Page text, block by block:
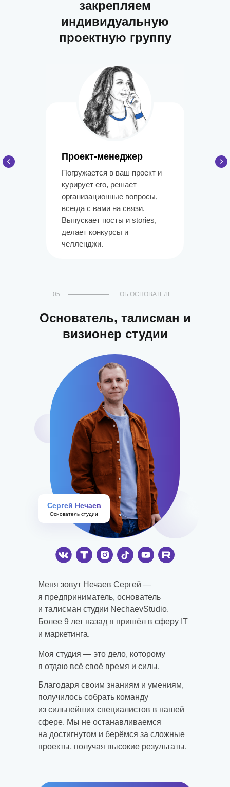
закрепляем
индивидуальную
проектную группу
Проект-менеджер
Погружается в ваш проект и
курирует его, решает
организационные вопросы,
всегда с вами на связи.
Выпускает посты и stories,
делает конкурсы и
челленджи.
05 ОБ ОСНОВАТЕЛЕ
Меня зовут Нечаев Сергей —
я предприниматель, основатель
и талисман студии NechaevStudio.
Более 9 лет назад я пришёл в сферу IT
и маркетинга.
Моя студия — это дело, которому
я отдаю всё своё время и силы.
Благодаря своим знаниям и умениям,
получилось собрать команду
из сильнейших специалистов в нашей
сфере. Мы не останавливаемся
на достигнутом и берёмся за сложные
проекты, получая высокие результаты.
Сергей Нечаев
Основатель студии
Основатель, талисман и
визионер студии